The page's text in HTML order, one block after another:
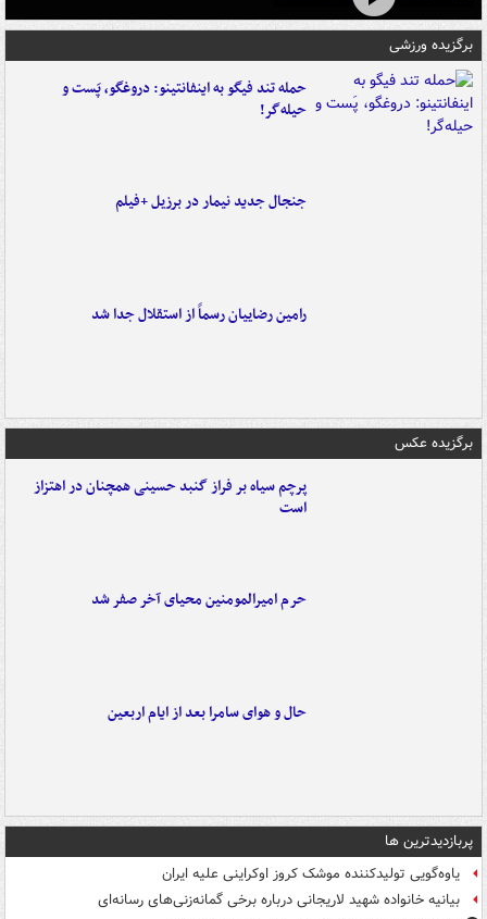
برگزیده ورزشی
حمله تند فیگو به اینفانتینو: دروغگو، پَست‌ و
حیله‌گر!
جنجال جدید نیمار در برزیل +فیلم
رامین رضاییان رسماً از استقلال جدا شد
برگزیده عکس
پرچم سیاه بر فراز گنبد حسینی همچنان در اهتزاز
است
حرم امیرالمومنین محیای آخر صفر شد
حال و هوای سامرا بعد از ایام اربعین
پربازدیدترین ها
یاوه‌گویی تولیدکننده موشک کروز اوکراینی علیه ایران
بیانیه خانواده شهید لاریجانی درباره برخی گمانه‌زنی‌های رسانه‌ای